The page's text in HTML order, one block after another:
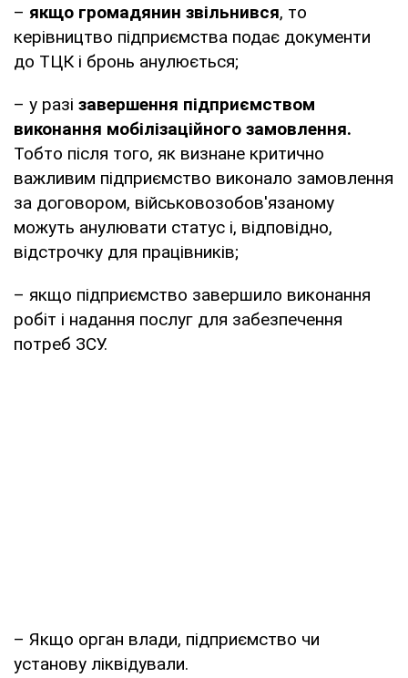
– якщо громадянин звільнився, то
керівництво підприємства подає документи
до ТЦК і бронь анулюється;
– у разі завершення підприємством
виконання мобілізаційного замовлення.
Тобто після того, як визнане критично
важливим підприємство виконало замовлення
за договором, військовозобов'язаному
можуть анулювати статус і, відповідно,
відстрочку для працівників;
– якщо підприємство завершило виконання
робіт і надання послуг для забезпечення
потреб ЗСУ.
– Якщо орган влади, підприємство чи
установу ліквідували.